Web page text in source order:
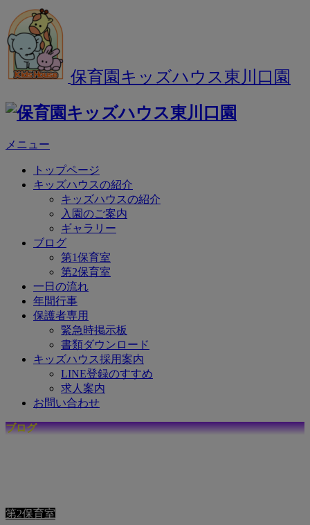
保育園キッズハウス東川口園
メニュー
トップページ
キッズハウスの紹介
キッズハウスの紹介
入園のご案内
ギャラリー
ブログ
第1保育室
第2保育室
一日の流れ
年間行事
保護者専用
緊急時掲示板
書類ダウンロード
キッズハウス採用案内
LINE登録のすすめ
求人案内
お問い合わせ
ブログ
第2保育室